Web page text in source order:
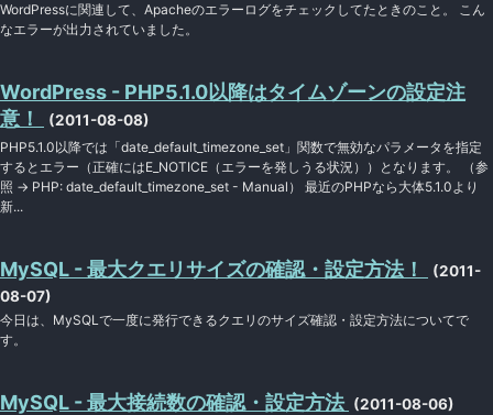
WordPressに関連して、Apacheのエラーログをチェックしてたときのこと。 こん
なエラーが出力されていました。
WordPress - PHP5.1.0以降はタイムゾーンの設定注
意！
(2011-08-08)
PHP5.1.0以降では「date_default_timezone_set」関数で無効なパラメータを指定
するとエラー（正確にはE_NOTICE（エラーを発しうる状況））となります。 （参
照 → PHP: date_default_timezone_set - Manual） 最近のPHPなら大体5.1.0より
新...
MySQL - 最大クエリサイズの確認・設定方法！
(2011-
08-07)
今日は、MySQLで一度に発行できるクエリのサイズ確認・設定方法についてで
す。
MySQL - 最大接続数の確認・設定方法 (2011-08-06)